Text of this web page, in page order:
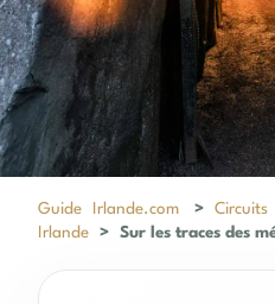
Guide Irlande.com >
Irlande
> Sur les traces des